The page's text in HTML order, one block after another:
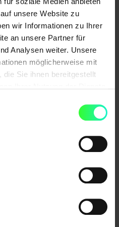
unsere Website zu
wir Informationen zu Ihrer
an unsere Partner für
Analysen weiter. Unsere
möglicherweise mit
Sie ihnen bereitgestellt
Distance Fraction
sind 70% des
liegt also bei 0,7.
20% nach unten bewegt,
von 0,2.